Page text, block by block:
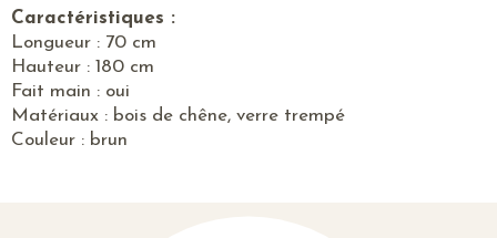
Caractéristiques :
Longueur : 70 cm
Hauteur : 180 cm
Fait main : oui
Matériaux : bois de chêne, verre trempé
Couleur : brun